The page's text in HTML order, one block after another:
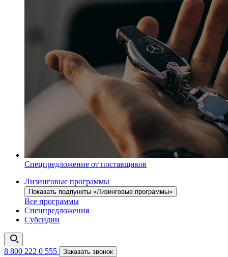
Спецпредложение от поставщиков
Лизинговые программы
Показать подпункты «Лизинговые программы»
Все программы
Спецпредложения
Субсидии
8 800 222 0 555
Заказать звонок